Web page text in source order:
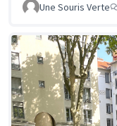
Une Souris Verte